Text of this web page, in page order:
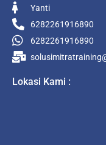
Yanti
6282261916890
6282261916890
Lokasi Kami :